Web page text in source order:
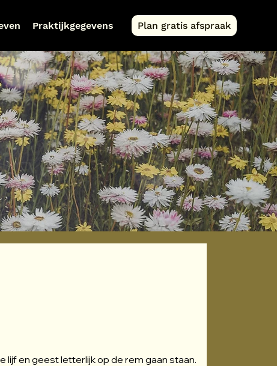
Praktijkgegevens Plan gratis afspraak
lijf en geest letterlijk op de rem gaan staan.